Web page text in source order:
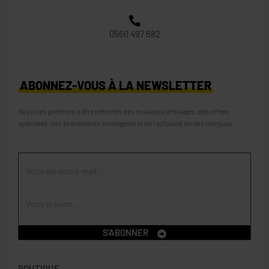
0560 497 682
ABONNEZ-VOUS À LA NEWSLETTER
Soyez les premiers à être informés des nouveaux arrivages, des offres
spéciales, des événements en magasin et de l’actualité de nos marques
S'ABONNER